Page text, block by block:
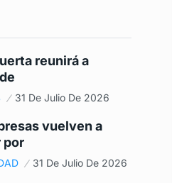
reunirá a
31 De Julio De 2026
vuelven a
por
31 De Julio De 2026